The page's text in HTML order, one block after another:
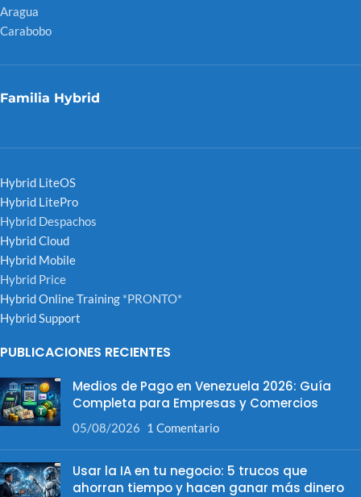
Aragua
Carabobo
Familia Hybrid
Hybrid LiteOS
Hybrid LitePro
Hybrid Despachos
Hybrid Cloud
Hybrid Mobile
Hybrid Price
Hybrid Online Training *PRONTO*
Hybrid Support
PUBLICACIONES RECIENTES
Medios de Pago en Venezuela 2026: Guía
Completa para Empresas y Comercios
05/08/2026 1 Comentario
Usar la IA en tu negocio: 5 trucos que
ahorran tiempo y hacen ganar más dinero